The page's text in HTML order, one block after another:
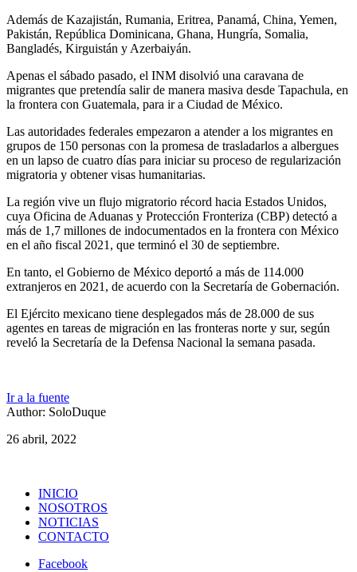
Además de Kazajistán, Rumania, Eritrea, Panamá, China, Yemen,
Pakistán, República Dominicana, Ghana, Hungría, Somalia,
Bangladés, Kirguistán y Azerbaiyán.
Apenas el sábado pasado, el INM disolvió una caravana de
migrantes que pretendía salir de manera masiva desde Tapachula, en
la frontera con Guatemala, para ir a Ciudad de México.
Las autoridades federales empezaron a atender a los migrantes en
grupos de 150 personas con la promesa de trasladarlos a albergues
en un lapso de cuatro días para iniciar su proceso de regularización
migratoria y obtener visas humanitarias.
La región vive un flujo migratorio récord hacia Estados Unidos,
cuya Oficina de Aduanas y Protección Fronteriza (CBP) detectó a
más de 1,7 millones de indocumentados en la frontera con México
en el año fiscal 2021, que terminó el 30 de septiembre.
En tanto, el Gobierno de México deportó a más de 114.000
extranjeros en 2021, de acuerdo con la Secretaría de Gobernación.
El Ejército mexicano tiene desplegados más de 28.000 de sus
agentes en tareas de migración en las fronteras norte y sur, según
reveló la Secretaría de la Defensa Nacional la semana pasada.
Ir a la fuente
Author: SoloDuque
26 abril, 2022
INICIO
NOSOTROS
NOTICIAS
CONTACTO
Facebook